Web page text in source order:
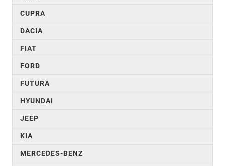
CUPRA
DACIA
FIAT
FORD
FUTURA
HYUNDAI
JEEP
KIA
MERCEDES-BENZ